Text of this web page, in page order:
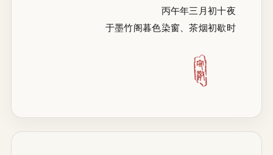
丙午年三月初十夜
于墨竹阁暮色染窗、茶烟初歇时